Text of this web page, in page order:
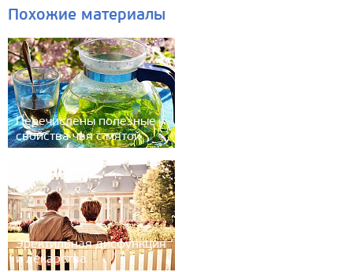
Похожие материалы
Перечислены полезные
свойства чая с мятой
Эректильная дисфункция
и лекарства